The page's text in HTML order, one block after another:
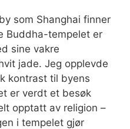
som Shanghai finner
Buddha-tempelet er
sine vakre
jade. Jeg opplevde
kontrast til byens
er verdt et besøk
opptatt av religion –
i tempelet gjør